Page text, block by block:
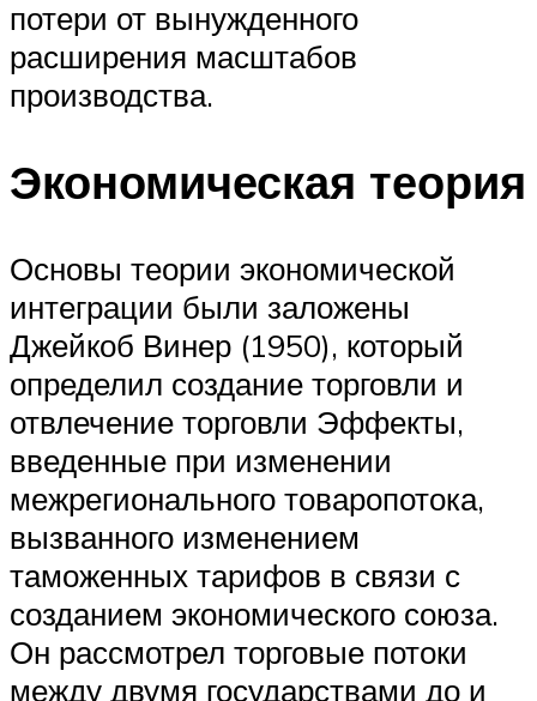
потери от вынужденного
расширения масштабов
производства.
Экономическая теория
Основы теории экономической
интеграции были заложены
Джейкоб Винер (1950), который
определил создание торговли и
отвлечение торговли Эффекты,
введенные при изменении
межрегионального товаропотока,
вызванного изменением
таможенных тарифов в связи с
созданием экономического союза.
Он рассмотрел торговые потоки
между двумя государствами до и